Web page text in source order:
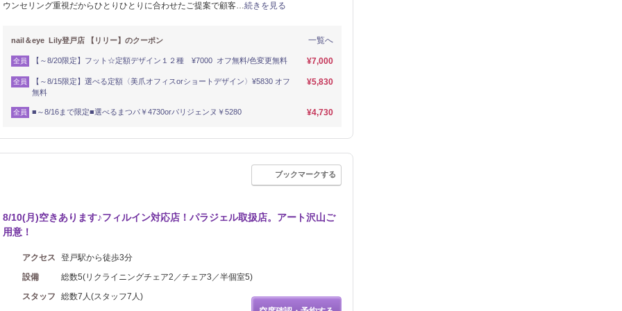
ウンセリング重視だからひとりひとりに合わせたご提案で顧客…続きを見る
一覧へ
nail＆eye Lily登戸店 【リリー】のクーポン
全員 【～8/20限定】フット☆定額デザイン１２種 ¥7000 オフ無料/色変更無料 ¥7,000
全員
【～8/15限定】選べる定額〈美爪オフィスorショートデザイン〉¥5830 オフ
無料
¥5,830
全員 ■～8/16まで限定■選べるまつパ￥4730orパリジェンヌ￥5280 ¥4,730
ブックマークする
8/10(月)空きあります♪フィルイン対応店！パラジェル取扱店。アート沢山ご
用意！
アクセス
登戸駅から徒歩3分
設備
総数5(リクライニングチェア2／チェア3／半個室5)
スタッフ
総数7人(スタッフ7人)